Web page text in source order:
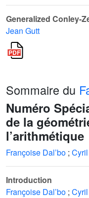
Generalized Conley-
Jean Gutt
Sommaire du
Numéro
de la
l’arithmétique
Françoise Dal’bo ;
Introduction
Françoise Dal’bo ;